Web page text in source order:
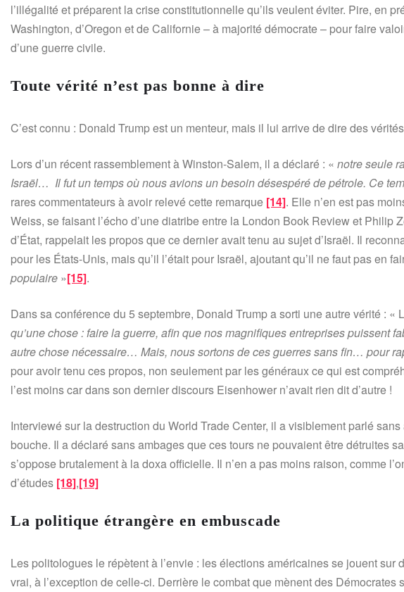
l’illégalité et préparent la crise constitutionnelle qu’ils veulent éviter. Pire, en
Washington, d’Oregon et de Californie – à majorité démocrate – pour faire
d’une guerre civile.
Toute vérité n’est pas bonne à dire
C’est connu : Donald Trump est un menteur, mais il lui arrive de dire des
Lors d’un récent rassemblement à Winston-Salem, il a déclaré : « notre seule
Israël… Il fut un temps où nous avions un besoin désespéré de pétrole. Ce
rares commentateurs à avoir relevé cette remarque [14]. Elle n’en est pas
Weiss, se faisant l’écho d’une diatribe entre la London Book Review et Philip
d’État, rappelait les propos que ce dernier avait tenu au sujet d’Israël. Il
pour les États-Unis, mais qu’il l’était pour Israël, ajoutant qu’il ne faut pas en
populaire »[15].
Dans sa conférence du 5 septembre, Donald Trump a sorti une autre vérité : « L
qu’une chose : faire la guerre, afin que nos magnifiques entreprises puissent
autre chose nécessaire… Mais, nous sortons de ces guerres sans fin… pour
pour avoir tenu ces propos, non seulement par les généraux ce qui est
l’est moins car dans son dernier discours Eisenhower n’avait rien dit d’autre !
Interviewé sur la destruction du World Trade Center, il a visiblement parlé
bouche. Il a déclaré sans ambages que ces tours ne pouvaient être détruites
s’oppose brutalement à la doxa officielle. Il n’en a pas moins raison, comme
d’études [18],[19]
La politique étrangère en embuscade
Les politologues le répètent à l’envie : les élections américaines se jouent sur
vrai, à l’exception de celle-ci. Derrière le combat que mènent des Démocrates